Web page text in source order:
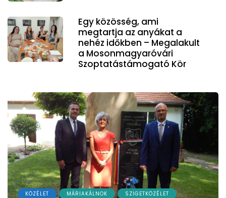
Egy közösség, ami
megtartja az anyákat a
nehéz időkben – Megalakult
a Mosonmagyaróvári
Szoptatástámogató Kör
KÖZÉLET MÁRIAKÁLNOK SZIGETKÖZÉLET